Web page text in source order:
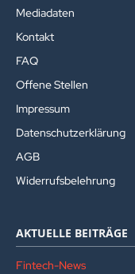
Mediadaten
Kontakt
FAQ
Offene Stellen
Impressum
Datenschutzerklärung
AGB
Widerrufsbelehrung
AKTUELLE BEITRÄGE
Fintech-News